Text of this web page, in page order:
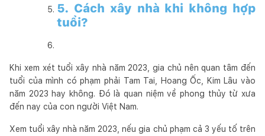
5. Cách xây nhà khi không hợp
tuổi?
Khi xem xét tuổi xây nhà năm 2023, gia chủ nên quan tâm đến
tuổi của mình có phạm phải Tam Tai, Hoang Ốc, Kim Lâu vào
năm 2023 hay không. Đó là quan niệm về phong thủy từ xưa
đến nay của con người Việt Nam.
Xem tuổi xây nhà năm 2023, nếu gia chủ phạm cả 3 yếu tố trên